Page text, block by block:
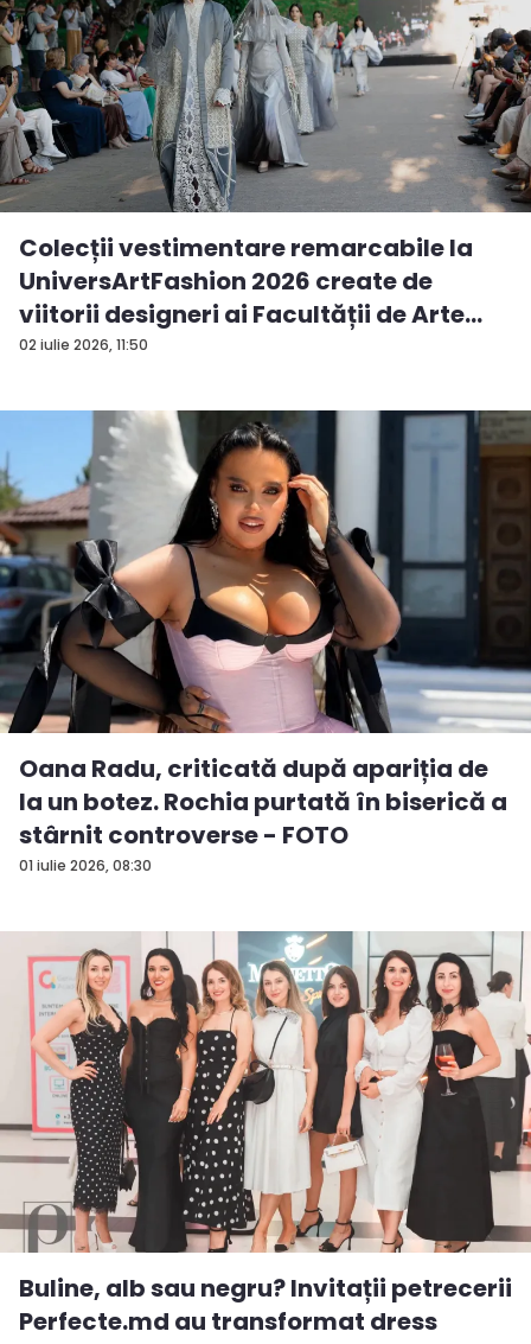
02 iulie 2026, 11:50
Colecții vestimentare remarcabile la
UniversArtFashion 2026 create de
viitorii designeri ai Facultății de Arte
Vizuale și Desig...
01 iulie 2026, 08:30
Oana Radu, criticată după apariția de
la un botez. Rochia purtată în biserică a
stârnit controverse - FOTO
Buline, alb sau negru? Invitații petrecerii
Perfecte.md au transformat dress